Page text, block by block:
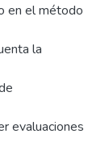
en el método
la
evaluaciones